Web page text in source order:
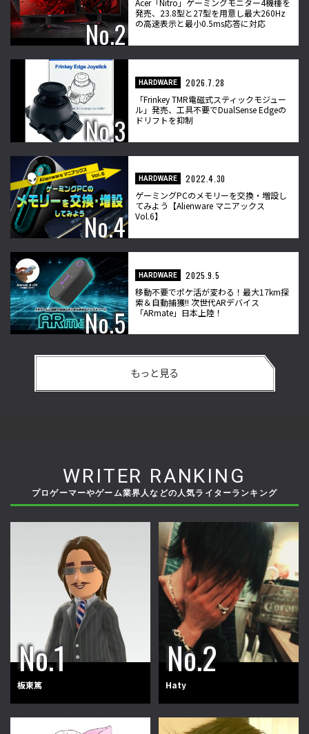
Acer「Nitro」ゲーミングモニター4機種を
発売、23.8型と27型を用意し最大260Hz
の高速表示と最小0.5ms応答に対応
HARDWARE
2026.7.28
「Frinkey TMR電磁式スティックモジュー
ル」発売、工具不要でDualSense Edgeの
ドリフトを抑制
HARDWARE
2022.4.30
ゲーミングPCのメモリーを交換・増設し
てみよう【Alienware マニアックス
Vol.6】
HARDWARE
2025.9.5
移動不要でポケ活が変わる！最大17km探
索＆自動捕獲!! 次世代ARデバイス
「ARmate」日本上陸！
もっと見る
WRITER RANKING
プロゲーマーやゲーム業界人などの人気ライターランキング
板東篤 Haty